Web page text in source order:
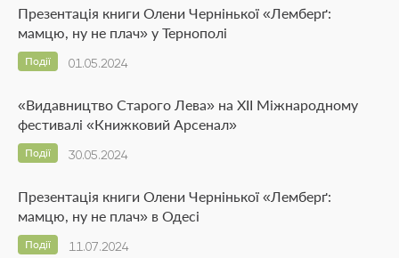
Презентація книги Олени Чернінької «Лемберґ:
мамцю, ну не плач» у Тернополі
01.05.2024
Події
«Видавництво Старого Лева» на ХІІ Міжнародному
фестивалі «Книжковий Арсенал»
30.05.2024
Події
Презентація книги Олени Чернінької «Лемберґ:
мамцю, ну не плач» в Одесі
11.07.2024
Події